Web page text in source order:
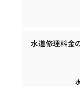
水道修理料金